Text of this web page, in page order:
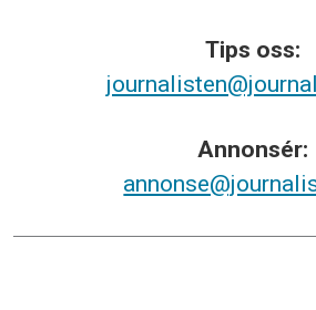
Tips oss:
Annonsér: